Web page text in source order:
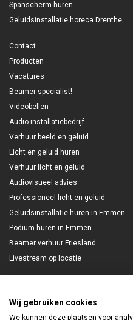
Spanscherm huren
Geluidsinstallatie horeca Drenthe
Contact
Producten
Vacatures
Beamer specialist!
Videobellen
Audio-installatiebedrijf
Verhuur beeld en geluid
Licht en geluid huren
Verhuur licht en geluid
Audiovisueel advies
Professioneel licht en geluid
Geluidsinstallatie huren in Emmen
Podium huren in Emmen
Beamer verhuur Friesland
Livestream op locatie
Nieuwsbrief
Wij gebruiken cookies
We kunnen deze plaatsen voor